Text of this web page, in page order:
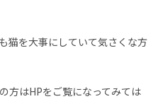
猫を大事にしていて気さくな方
方はHPをご覧になってみては